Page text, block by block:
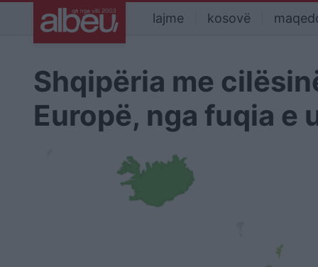
lajme kosovë
Shqipëria me
Europë, nga fuqia e